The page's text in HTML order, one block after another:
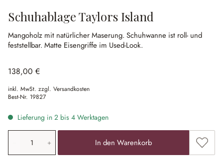
Schuhablage Taylors Island
Mangoholz mit natürlicher Maserung. Schuhwanne ist roll- und
feststellbar. Matte Eisengriffe im Used-Look.
138,00 €
inkl. MwSt. zzgl. Versandkosten
Best-Nr. 19827
Lieferung in 2 bis 4 Werktagen
Produkt Anzahl: Gib den gewünschten Wert ein oder
In den Warenkorb Zum